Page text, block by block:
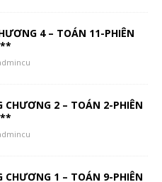
4 – TOÁN 11-PHIÊN
CHƯƠNG 2 – TOÁN 2-PHIÊN
CHƯƠNG 1 – TOÁN 9-PHIÊN